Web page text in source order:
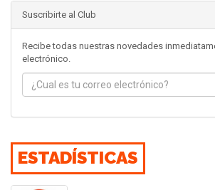
Suscribirte al Club
Recibe todas nuestras novedades
electrónico.
ESTADÍSTICAS